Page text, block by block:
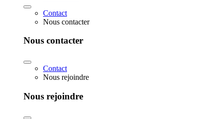
Contact
Nous contacter
Nous contacter
Contact
Nous rejoindre
Nous rejoindre